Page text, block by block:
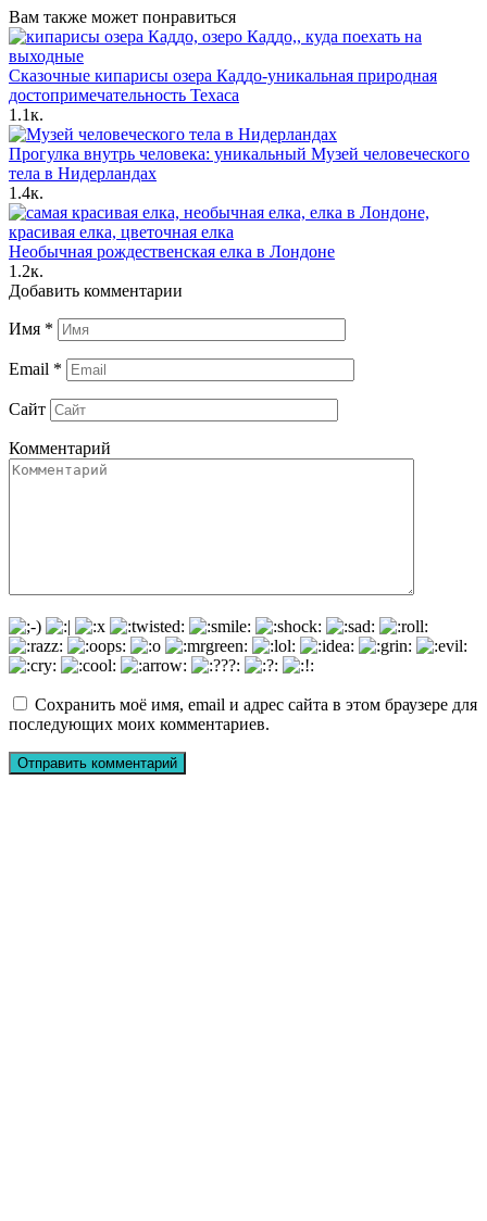
Вам также может понравиться
Сказочные кипарисы озера Каддо-уникальная природная
достопримечательность Техаса
1.1к.
Прогулка внутрь человека: уникальный Музей человеческого
тела в Нидерландах
1.4к.
Необычная рождественская елка в Лондоне
1.2к.
Добавить комментарии
Имя *
Email *
Сайт
Комментарий
Сохранить моё имя, email и адрес сайта в этом браузере для
последующих моих комментариев.